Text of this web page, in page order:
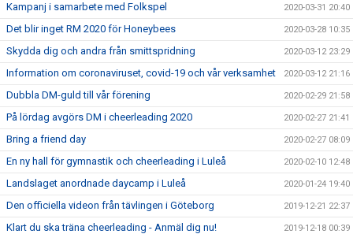
Kampanj i samarbete med Folkspel 2020-03-31 20:40
Det blir inget RM 2020 för Honeybees 2020-03-28 10:35
Skydda dig och andra från smittspridning 2020-03-12 23:29
Information om coronaviruset, covid-19 och vår verksamhet 2020-03-12 21:16
Dubbla DM-guld till vår förening 2020-02-29 21:58
På lördag avgörs DM i cheerleading 2020 2020-02-27 21:41
Bring a friend day 2020-02-27 08:09
En ny hall för gymnastik och cheerleading i Luleå 2020-02-10 12:48
Landslaget anordnade daycamp i Luleå 2020-01-24 19:40
Den officiella videon från tävlingen i Göteborg 2019-12-21 22:37
Klart du ska träna cheerleading - Anmäl dig nu! 2019-12-18 00:39